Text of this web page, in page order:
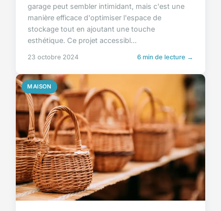
garage peut sembler intimidant, mais c'est une
manière efficace d'optimiser l'espace de
stockage tout en ajoutant une touche
esthétique. Ce projet accessibl...
23 octobre 2024 6 min de lecture →
MAISON